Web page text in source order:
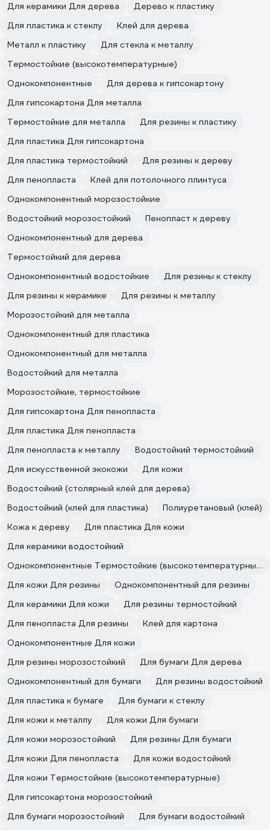
Для керамики Для дерева
Дерево к пластику
Для пластика к стеклу
Клей для дерева
Металл к пластику
Для стекла к металлу
Термостойкие (высокотемпературные)
Однокомпонентные
Для дерева к гипсокартону
Для гипсокартона Для металла
Термостойкие для металла
Для резины к пластику
Для пластика Для гипсокартона
Для пластика термостойкий
Для резины к дереву
Для пенопласта
Клей для потолочного плинтуса
Однокомпонентный морозостойкие
Водостойкий морозостойкий
Пенопласт к дереву
Однокомпонентный для дерева
Термостойкий для дерева
Однокомпонентный водостойкие
Для резины к стеклу
Для резины к керамике
Для резины к металлу
Морозостойкий для металла
Однокомпонентный для пластика
Однокомпонентный для металла
Водостойкий для металла
Морозостойкие, термостойкие
Для гипсокартона Для пенопласта
Для пластика Для пенопласта
Для пенопласта к металлу
Водостойкий термостойкий
Для искусственной экокожи
Для кожи
Водостойкий (столярный клей для дерева)
Водостойкий (клей для пластика)
Полиуретановый (клей)
Кожа к дереву
Для пластика Для кожи
Для керамики водостойкий
Однокомпонентные Термостойкие (высокотемпературные)
Для кожи Для резины
Однокомпонентный для резины
Для керамики Для кожи
Для резины термостойкий
Для пенопласта Для резины
Клей для картона
Однокомпонентные Для кожи
Для резины морозостойкий
Для бумаги Для дерева
Однокомпонентный для бумаги
Для резины водостойкий
Для пластика к бумаге
Для бумаги к стеклу
Для кожи к металлу
Для кожи Для бумаги
Для кожи морозостойкий
Для резины Для бумаги
Для кожи Для пенопласта
Для кожи водостойкий
Для кожи Термостойкие (высокотемпературные)
Для гипсокартона морозостойкий
Для бумаги морозостойкий
Для бумаги водостойкий